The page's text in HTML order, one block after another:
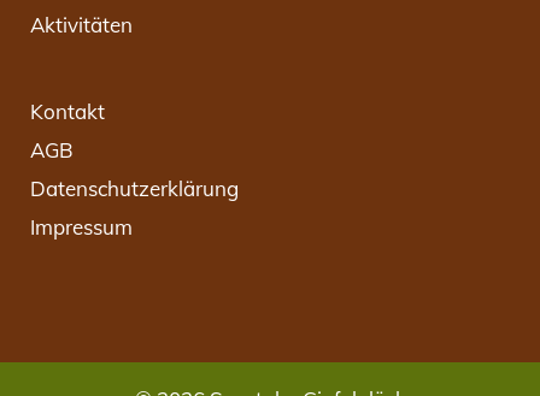
Aktivitäten
Kontakt
AGB
Datenschutzerklärung
Impressum